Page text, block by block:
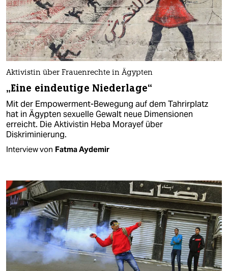
Aktivistin über Frauenrechte in Ägypten
„Eine eindeutige Niederlage“
Mit der Empowerment-Bewegung auf dem Tahrirplatz
hat in Ägypten sexuelle Gewalt neue Dimensionen
erreicht. Die Aktivistin Heba Morayef über
Diskriminierung.
Interview von Fatma Aydemir